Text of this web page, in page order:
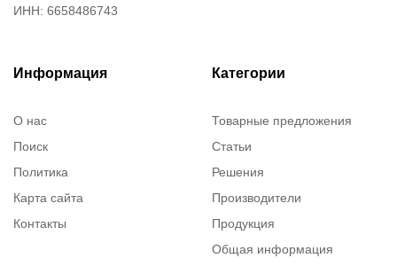
ИНН: 6658486743
Информация
О нас
Поиск
Политика
Карта сайта
Контакты
Категории
Товарные предложения
Статьи
Решения
Производители
Продукция
Общая информация